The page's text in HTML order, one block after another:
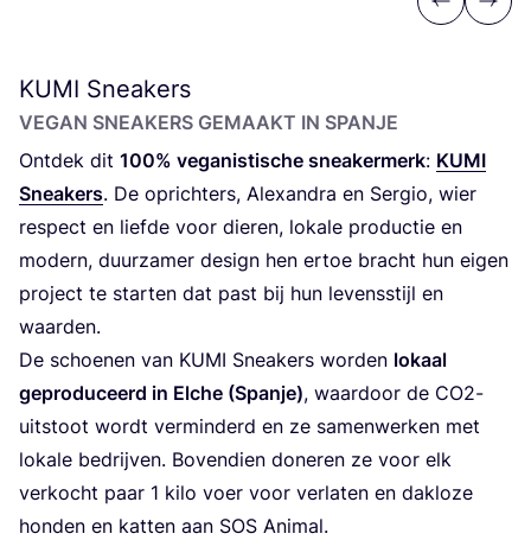
Previous
Next
KUMI Sneakers
VEGAN SNEA­KERS GEMAAKT IN SPANJE
Ont­dek dit 100% vega­nis­ti­sche snea­ker­merk: KUMI
Snea­kers. De oprich­ters, Alexan­dra en Ser­gio, wier
res­pect en lief­de voor die­ren, loka­le pro­duc­tie en
modern, duur­za­mer design hen ertoe bracht hun eigen
pro­ject te star­ten dat past bij hun levens­stijl en
waarden.
De schoe­nen van KUMI Snea­kers wor­den lokaal
gepro­du­ceerd in Elche (Span­je), waar­door de CO2-
uit­stoot wordt ver­min­derd en ze samen­wer­ken met
loka­le bedrij­ven. Boven­dien done­ren ze voor elk
ver­kocht paar 1 kilo voer voor ver­la­ten en dak­lo­ze
hon­den en kat­ten aan SOS Animal.